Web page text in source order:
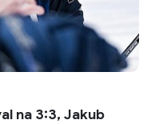
na 3:3, Jakub